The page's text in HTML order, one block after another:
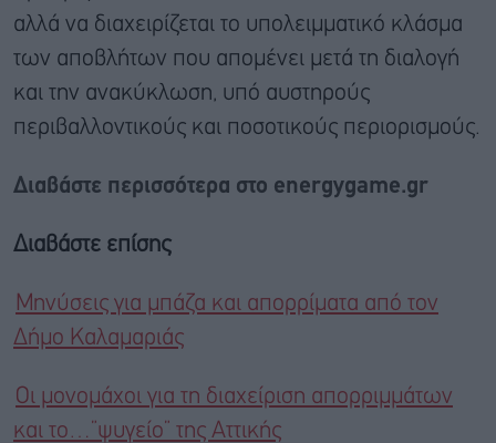
αλλά να διαχειρίζεται το υπολειμματικό κλάσμα
των αποβλήτων που απομένει μετά τη διαλογή
και την ανακύκλωση, υπό αυστηρούς
περιβαλλοντικούς και ποσοτικούς περιορισμούς.
Διαβάστε περισσότερα στο energygame.gr
Διαβάστε επίσης
Μηνύσεις για μπάζα και απορρίματα από τον
Δήμο Καλαμαριάς
Οι μονομάχοι για τη διαχείριση απορριμμάτων
και το…”ψυγείο” της Αττικής